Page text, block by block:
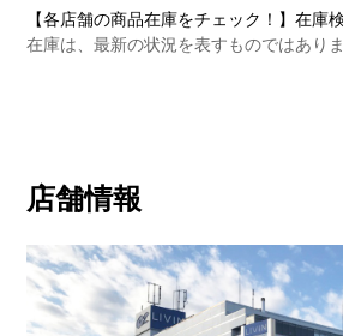
【各店舗の商品在庫をチェック！】在庫
在庫は、最新の状況を表すものではありま
店舗情報